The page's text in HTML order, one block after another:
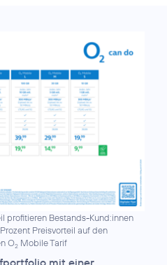
profitieren Bestands-Kund:innen
Preisvorteil auf den
O2 Mobile Tarif